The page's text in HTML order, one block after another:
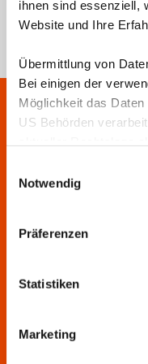
ihnen sind essenziell,
Website und Ihre
Übermittlung von
Bei einigen der
Möglichkeit das
US Behörden
Nähere Informationen
Notwendig
Präferenzen
Statistiken
Marketing
„ATV ist das